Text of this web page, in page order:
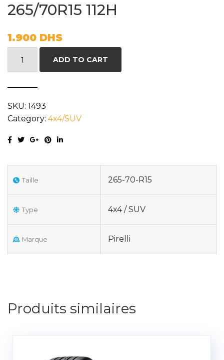
265/70R15 112H
1.900 DHS
265/70R15
112H
quantity
ADD TO CART
SKU: 1493
Category: 4x4/SUV
Taille 265-70-R15
Type 4x4 / SUV
Marque Pirelli
Produits similaires